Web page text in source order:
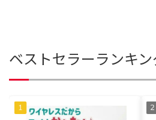
ベストセラーランキ